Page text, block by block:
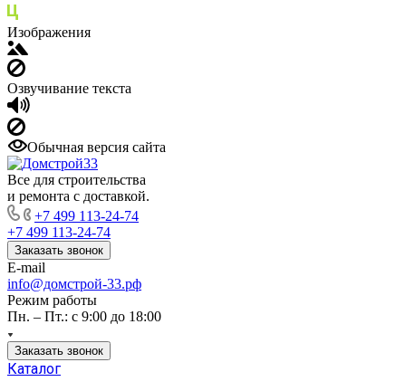
Изображения
Озвучивание текста
Обычная версия сайта
Все для строительства
и ремонта с доставкой.
+7 499 113-24-74
+7 499 113-24-74
Заказать звонок
E-mail
info@домстрой-33.рф
Режим работы
Пн. – Пт.: с 9:00 до 18:00
Заказать звонок
Каталог